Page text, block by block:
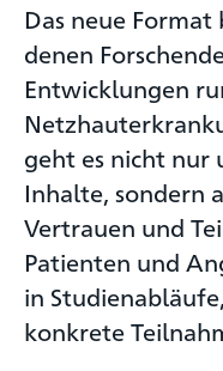
Das neue
denen
Entwicklungen
geht es nicht nur
Inhalte, sondern
Vertrauen und
Patienten und
in
konkrete